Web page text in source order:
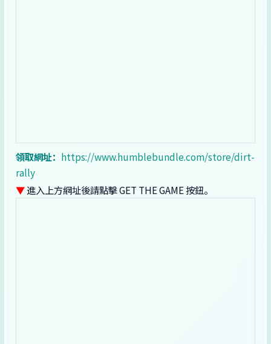
領取網址： https://www.humblebundle.com/store/dirt-
rally
▼進入上方網址後請點擊 GET THE GAME 按鈕。